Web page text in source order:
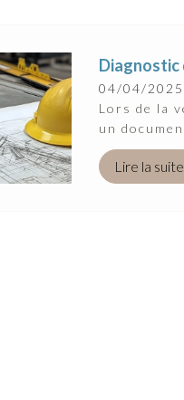
Diagnostic
04/04/2025
Lors de la
un
Lire la suite